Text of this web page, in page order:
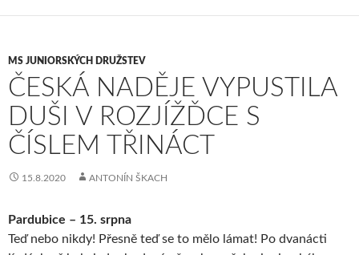
MS JUNIORSKÝCH DRUŽSTEV
ČESKÁ NADĚJE VYPUSTILA
DUŠI V ROZJÍŽĎCE S
ČÍSLEM TŘINÁCT
15.8.2020 ANTONÍN ŠKACH
Pardubice – 15. srpna
Teď nebo nikdy! Přesně teď se to mělo lámat! Po dvanácti